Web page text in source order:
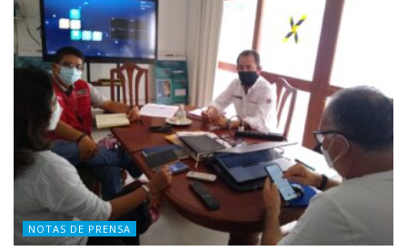
NOTAS DE PRENSA